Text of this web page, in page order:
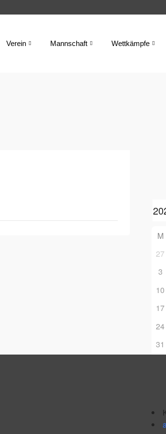
Verein Mannschaft Wettkämpfe
M
27
3
10
17
24
31